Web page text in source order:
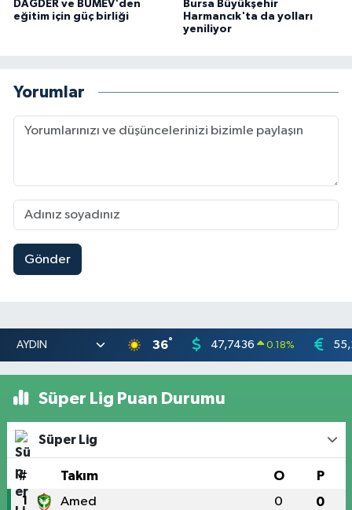
DAĞDER ve BUMEV'den
eğitim için güç birliği
Bursa Büyükşehir
Harmancık'ta da yolları
yeniliyor
Yorumlar
Gönder
36° 47,7436 0.18%
Süper Lig Puan Durumu
Süper Lig
# Takım O P
1 Amed 0 0